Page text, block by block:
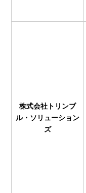
株式会社トリンブ
ル・ソリューション
ズ